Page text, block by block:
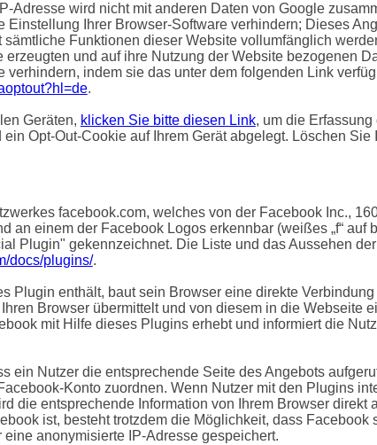
Adresse wird nicht mit anderen Daten von Google
Ihrer Browser-Software verhindern; Dieses
Funktionen dieser Website vollumfänglich
und auf ihre Nutzung der Website bezogenen
indem sie das unter dem folgenden Link
.
Geräten, klicken Sie bitte diesen Link, um die
Opt-Out-Cookie auf Ihrem Gerät abgelegt. Löschen Sie
facebook.com, welches von der Facebook Inc.,
einem der Facebook Logos erkennbar (weißes „f“ auf
Plugin" gekennzeichnet. Die Liste und das Aussehen
docs/plugins/.
Plugin enthält, baut sein Browser eine direkte
Browser übermittelt und von diesem in die Webseite
mit Hilfe dieses Plugins erhebt und informiert die
Nutzer die entsprechende Seite des Angebots
Konto zuordnen. Wenn Nutzer mit den Plugins
die entsprechende Information von Ihrem Browser direkt
ist, besteht trotzdem die Möglichkeit, dass Facebook
anonymisierte IP-Adresse gespeichert.